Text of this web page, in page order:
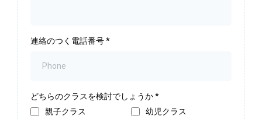
連絡のつく電話番号*
どちらのクラスを検討でしょうか*
親子クラス
幼児クラス